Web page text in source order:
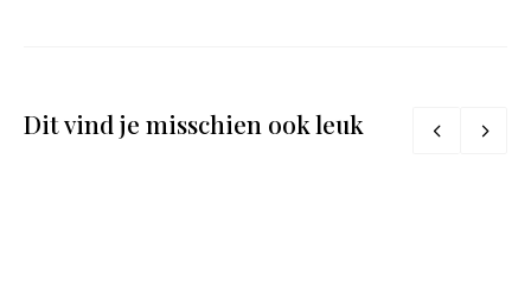
Dit vind je misschien ook leuk